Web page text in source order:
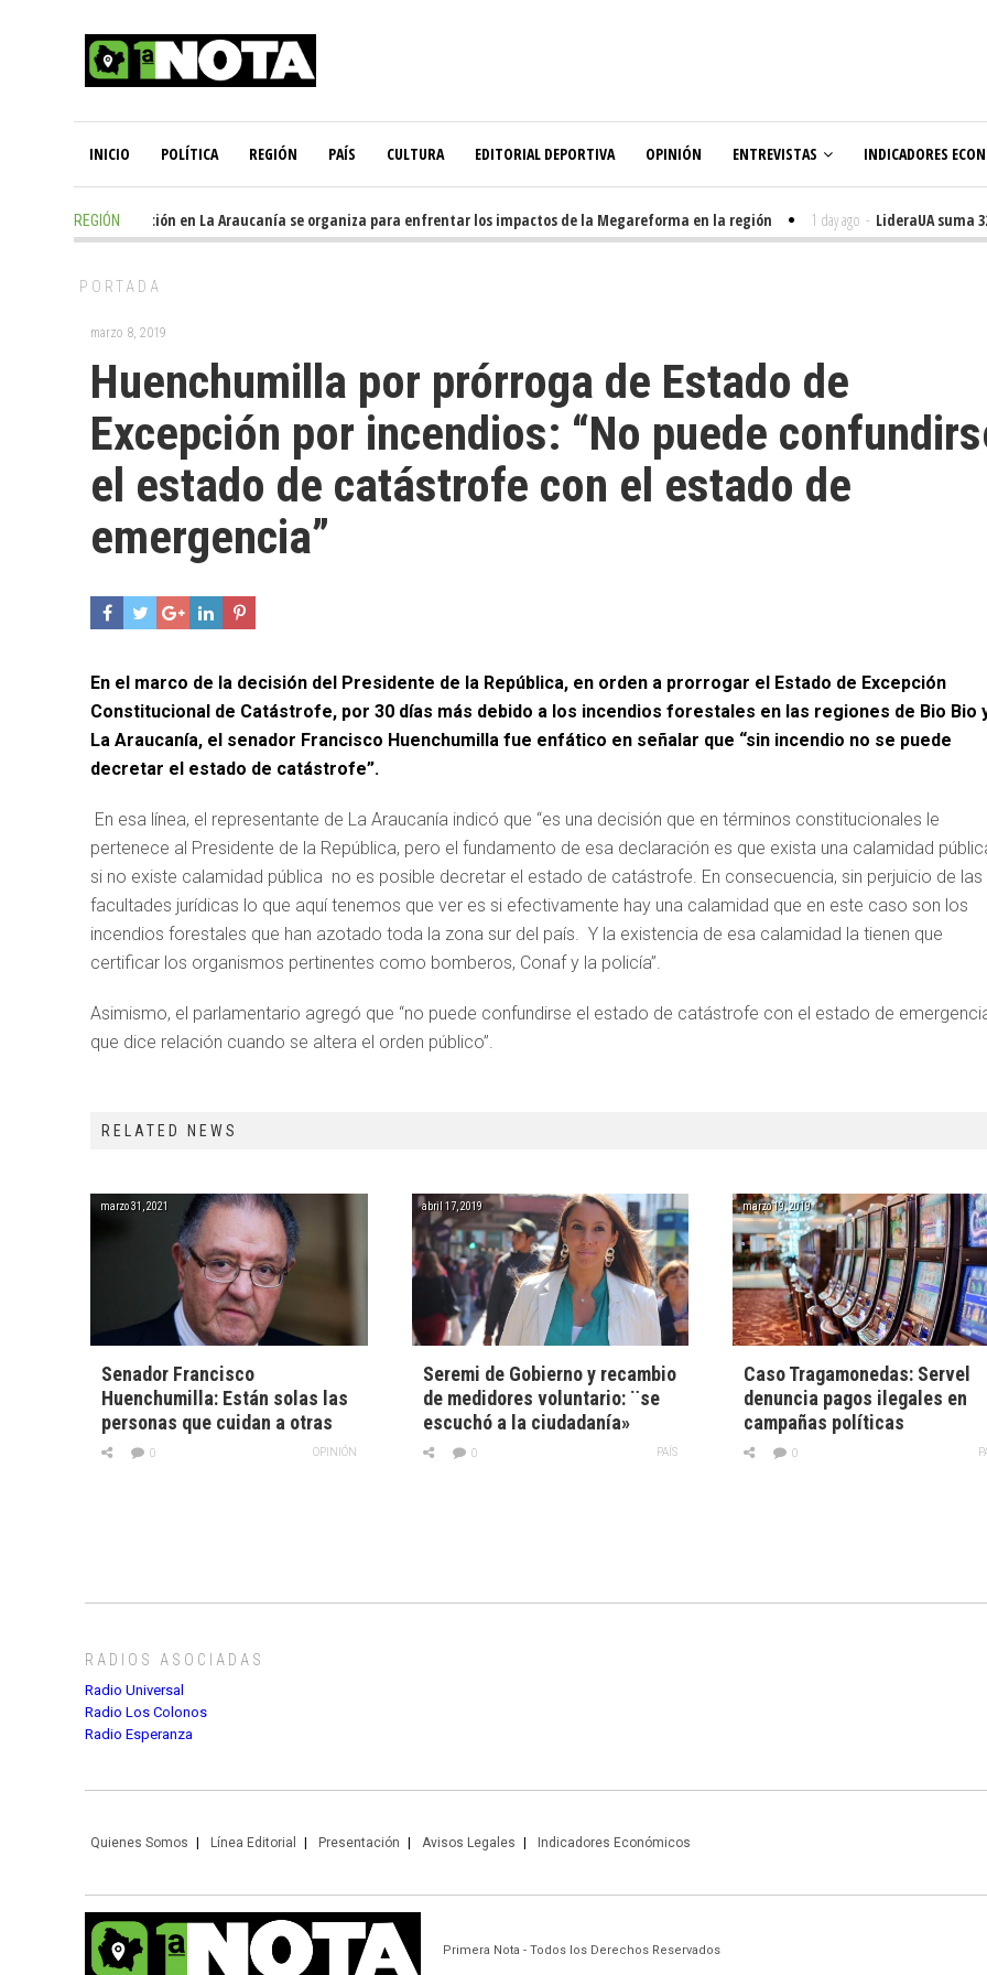
INICIO POLÍTICA REGIÓN PAÍS CULTURA EDITORIAL DEPORTIVA OPINIÓN ENTREVISTAS INDICADORES
REGIÓN
21 hours ago - Oposición en La Araucanía se organiza para enfrentar los impactos de la Megareforma en la región 1 day ago - LideraUA suma
PORTADA
marzo 8, 2019
Huenchumilla por prórroga de Estado de
Excepción por incendios: “No puede
el estado de catástrofe con el estado de
emergencia”
En el marco de la decisión del Presidente de la República, en orden a prorrogar el Estado de Excepción
Constitucional de Catástrofe, por 30 días más debido a los incendios forestales en las regiones de Bio Bio
La Araucanía, el senador Francisco Huenchumilla fue enfático en señalar que “sin incendio no se puede
decretar el estado de catástrofe”.
En esa línea, el representante de La Araucanía indicó que “es una decisión que en términos constitucionales le
pertenece al Presidente de la República, pero el fundamento de esa declaración es que exista una calamidad
si no existe calamidad pública no es posible decretar el estado de catástrofe. En consecuencia, sin perjuicio de las
facultades jurídicas lo que aquí tenemos que ver es si efectivamente hay una calamidad que en este caso son los
incendios forestales que han azotado toda la zona sur del país. Y la existencia de esa calamidad la tienen que
certificar los organismos pertinentes como bomberos, Conaf y la policía”.
Asimismo, el parlamentario agregó que “no puede confundirse el estado de catástrofe con el estado de
que dice relación cuando se altera el orden público”.
RELATED NEWS
marzo 31, 2021
Senador Francisco
Huenchumilla: Están solas las
personas que cuidan a otras
OPINIÓN
0
abril 17, 2019
Seremi de Gobierno y recambio
de medidores voluntario: ¨se
escuchó a la ciudadanía»
PAÍS
0
marzo 19, 2019
Caso Tragamonedas: Servel
denuncia pagos ilegales en
campañas políticas
0
RADIOS ASOCIADAS
Radio Universal
Radio Los Colonos
Radio Esperanza
Quienes Somos Línea Editorial Presentación Avisos Legales Indicadores Económicos
Primera Nota - Todos los Derechos Reservados